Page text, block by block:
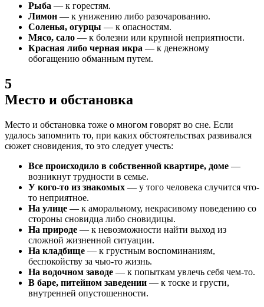
Рыба — к горестям.
Лимон — к унижению либо разочарованию.
Соленья, огурцы — к опасностям.
Мясо, сало — к болезни или крупной неприятности.
Красная либо черная икра — к денежному
обогащению обманным путем.
5
Место и обстановка
Место и обстановка тоже о многом говорят во сне. Если
удалось запомнить то, при каких обстоятельствах развивался
сюжет сновидения, то это следует учесть:
Все происходило в собственной квартире, доме —
возникнут трудности в семье.
У кого-то из знакомых — у того человека случится что-
то неприятное.
На улице — к аморальному, некрасивому поведению со
стороны сновидца либо сновидицы.
На природе — к невозможности найти выход из
сложной жизненной ситуации.
На кладбище — к грустным воспоминаниям,
беспокойству за чью-то жизнь.
На водочном заводе — к попыткам увлечь себя чем-то.
В баре, питейном заведении — к тоске и грусти,
внутренней опустошенности.